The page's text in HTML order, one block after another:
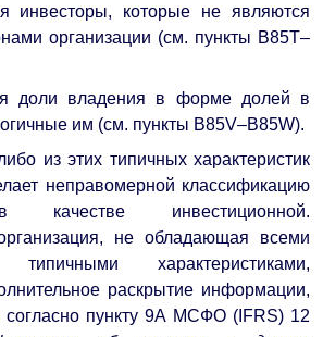
инвесторы, которые не являются
организации (см. пункты B85T–
доли владения в форме долей в
им (см. пункты B85V–B85W).
из этих типичных характеристик
неправомерной классификацию
качестве инвестиционной.
не обладающая всеми
типичными характеристиками,
раскрытие информации,
согласно пункту 9А МСФО (IFRS) 12